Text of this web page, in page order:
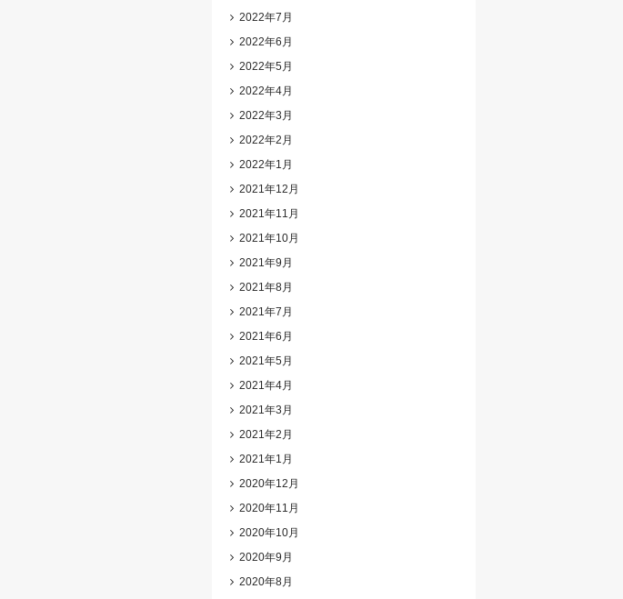
2022年7月
2022年6月
2022年5月
2022年4月
2022年3月
2022年2月
2022年1月
2021年12月
2021年11月
2021年10月
2021年9月
2021年8月
2021年7月
2021年6月
2021年5月
2021年4月
2021年3月
2021年2月
2021年1月
2020年12月
2020年11月
2020年10月
2020年9月
2020年8月